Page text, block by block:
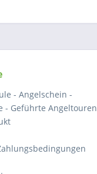
- Angelschein -
- Geführte Angeltouren